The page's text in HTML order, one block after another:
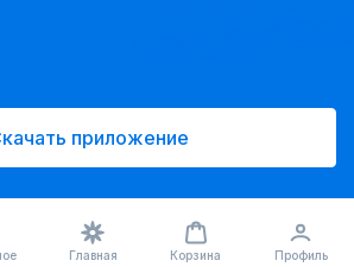
приложение
Главная Корзина Профиль